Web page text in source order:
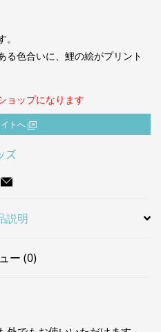
る色合いに、鯉の絵がプリント
ョップになります
トへ
ズ
説明
ー (0)